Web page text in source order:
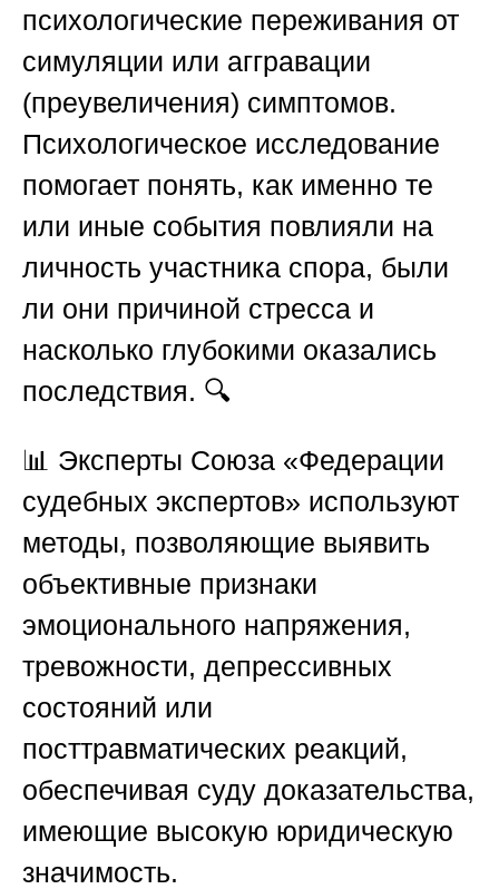
психологические переживания от
симуляции или аггравации
(преувеличения) симптомов.
Психологическое исследование
помогает понять, как именно те
или иные события повлияли на
личность участника спора, были
ли они причиной стресса и
насколько глубокими оказались
последствия. 🔍
📊 Эксперты Союза «Федерации
судебных экспертов» используют
методы, позволяющие выявить
объективные признаки
эмоционального напряжения,
тревожности, депрессивных
состояний или
посттравматических реакций,
обеспечивая суду доказательства,
имеющие высокую юридическую
значимость.